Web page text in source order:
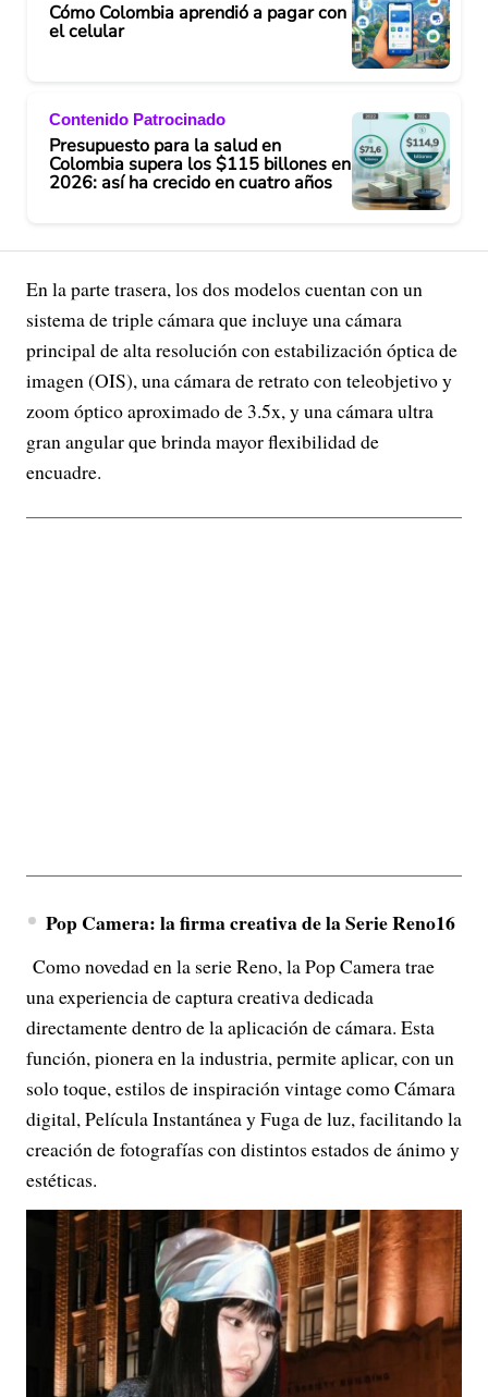
Cómo Colombia aprendió a pagar con
el celular
Contenido Patrocinado
Presupuesto para la salud en
Colombia supera los $115 billones en
2026: así ha crecido en cuatro años
En la parte trasera, los dos modelos cuentan con un
sistema de triple cámara que incluye una cámara
principal de alta resolución con estabilización óptica de
imagen (OIS), una cámara de retrato con teleobjetivo y
zoom óptico aproximado de 3.5x, y una cámara ultra
gran angular que brinda mayor flexibilidad de
encuadre.
Pop Camera: la firma creativa de la Serie Reno16
Como novedad en la serie Reno, la Pop Camera trae
una experiencia de captura creativa dedicada
directamente dentro de la aplicación de cámara. Esta
función, pionera en la industria, permite aplicar, con un
solo toque, estilos de inspiración vintage como Cámara
digital, Película Instantánea y Fuga de luz, facilitando la
creación de fotografías con distintos estados de ánimo y
estéticas.